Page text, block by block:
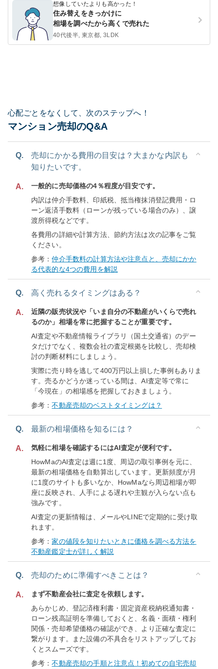
想像していたよりも高かった！
住み替えをきっかけに
相場を調べたから高くで売れた
40代後半, 東京都, 3LDK
心配ごとをなくして、次のステップへ！
マンション売却のQ&A
Q.
売却にかかる費用の目安は？大まかな内訳も
知りたいです。
A.
一般的に売却価格の4％程度が目安です。
内訳は仲介手数料、印紙税、抵当権抹消登記費用・ロ
ーン返済手数料（ローンが残っている場合のみ）、譲
渡所得税などです。
各費用の詳細や計算方法、節約方法は次の記事をご覧
ください。
参考：仲介手数料の計算方法や注意点と、売却にかか
る代表的な4つの費用を解説
Q. 高く売れるタイミングはある？
A.
近隣の販売状況や「いま自分の不動産がいくらで売れ
るのか」相場を常に把握することが重要です。
AI査定や不動産情報ライブラリ（国土交通省）のデー
タだけでなく、複数会社の査定根拠を比較し、売却検
討の判断材料にしましょう。
実際に売り時を逃して400万円以上損した事例もありま
す。売るかどうか迷っている間は、AI査定等で常に
「今現在」の相場感を把握しておきましょう。
参考：不動産売却のベストタイミングは？
Q. 最新の相場価格を知るには？
A.
気軽に相場を確認するにはAI査定が便利です。
HowMaのAI査定は週に1度、周辺の取引事例を元に、
最新の相場価格を自動算出しています。更新頻度が月
に1度のサイトも多いなか、HowMaなら周辺相場が即
座に反映され、人手による遅れや主観が入らない点も
強みです。
AI査定の更新情報は、メールやLINEで定期的に受け取
れます。
参考：家の値段を知りたいときに価格を調べる方法を
不動産鑑定士が詳しく解説
Q. 売却のために準備すべきことは？
A.
まず不動産会社に査定を依頼します。
あらかじめ、登記済権利書・固定資産税納税通知書・
ローン残高証明を準備しておくと、名義・面積・権利
関係・売却希望価格の確認ができ、より正確な査定に
繋がります。また設備の不具合をリストアップしてお
くとスムーズです。
参考：不動産売却の手順と注意点！初めての自宅売却